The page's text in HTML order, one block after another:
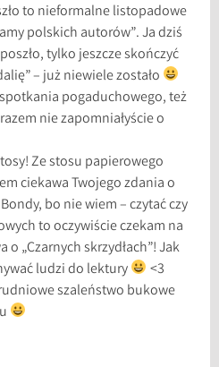
to nieformalne listopadowe
polskich autorów”. Ja dziś
tylko jeszcze skończyć
– już niewiele zostało
pogaduchowego, też
nie zapomniałyście o
Ze stosu papierowego
ciekawa Twojego zdania o
bo nie wiem – czytać czy
to oczywiście czekam na
o „Czarnych skrzydłach”! Jak
ludzi do lektury
<3
szaleństwo bukowe